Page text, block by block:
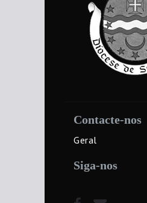
Contacte-nos
Geral
Siga-nos